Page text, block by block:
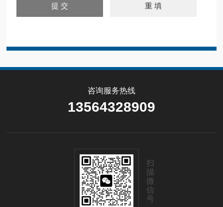
咨询服务热线
13564328909
扫
描
微
信
号